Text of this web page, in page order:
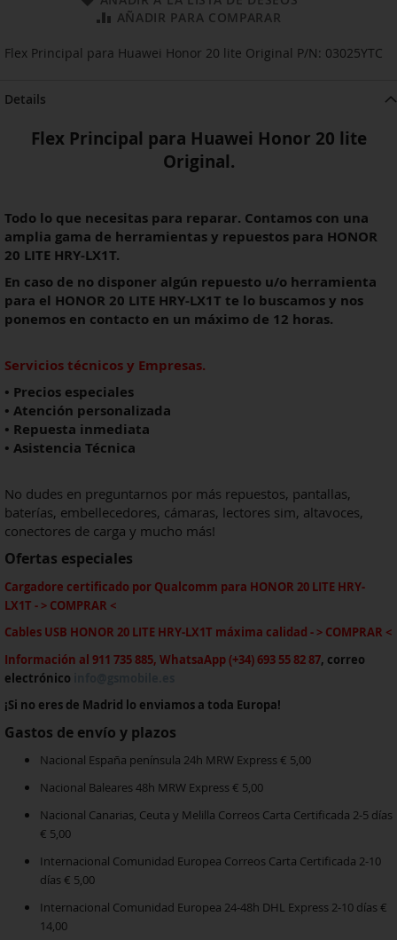
AÑADIR PARA COMPARAR
Flex Principal para Huawei Honor 20 lite Original P/N: 03025YTC
Details
Flex Principal para Huawei Honor 20 lite
Original.
Todo lo que necesitas para reparar. Contamos con una
amplia gama de herramientas y repuestos para HONOR
20 LITE HRY-LX1T.
En caso de no disponer algún repuesto u/o herramienta
para el HONOR 20 LITE HRY-LX1T te lo buscamos y nos
ponemos en contacto en un máximo de 12 horas.
Servicios técnicos y Empresas.
• Precios especiales
• Atención personalizada
• Repuesta inmediata
• Asistencia Técnica
No dudes en preguntarnos por más repuestos, pantallas,
baterías, embellecedores, cámaras, lectores sim, altavoces,
conectores de carga y mucho más!
Ofertas especiales
Cargadore certificado por Qualcomm para HONOR 20 LITE HRY-
LX1T - > COMPRAR <
Cables USB HONOR 20 LITE HRY-LX1T máxima calidad - > COMPRAR <
Información al 911 735 885, WhatsaApp (+34) 693 55 82 87, correo
electrónico
¡Si no eres de Madrid lo enviamos a toda Europa!
Gastos de envío y plazos
Nacional España península 24h MRW Express € 5,00
Nacional Baleares 48h MRW Express € 5,00
Nacional Canarias, Ceuta y Melilla Correos Carta Certificada 2-5 días
€ 5,00
Internacional Comunidad Europea Correos Carta Certificada 2-10
días € 5,00
Internacional Comunidad Europea 24-48h DHL Express 2-10 días €
14,00